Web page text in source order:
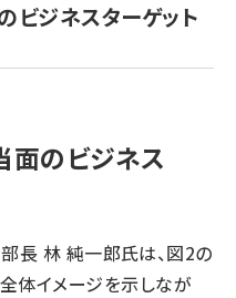
ビジネスターゲット
面のビジネス
長 林 純一郎氏は、図2の
体イメージを示しなが